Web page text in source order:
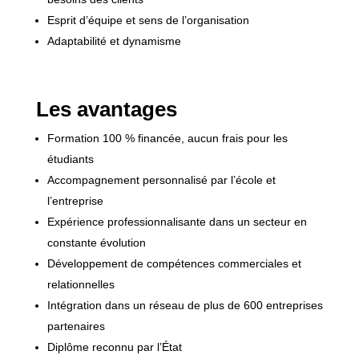
Esprit d’équipe et sens de l’organisation
Adaptabilité et dynamisme
Les avantages
Formation 100 % financée, aucun frais pour les
étudiants
Accompagnement personnalisé par l’école et
l’entreprise
Expérience professionnalisante dans un secteur en
constante évolution
Développement de compétences commerciales et
relationnelles
Intégration dans un réseau de plus de 600 entreprises
partenaires
Diplôme reconnu par l’État